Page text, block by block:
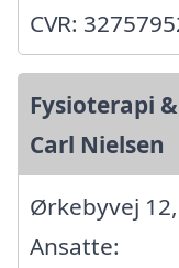
CVR:
Fysioterapi
Carl Nielsen
Ørkebyvej
Ansatte: